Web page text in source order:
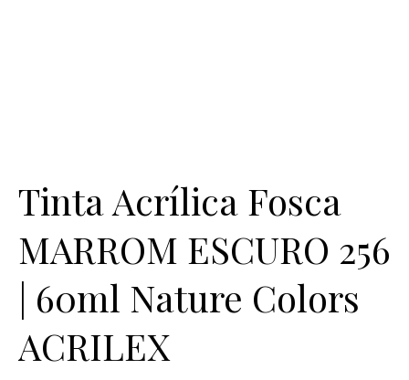
Tinta Acrílica Fosca
MARROM ESCURO 256
| 60ml Nature Colors
ACRILEX